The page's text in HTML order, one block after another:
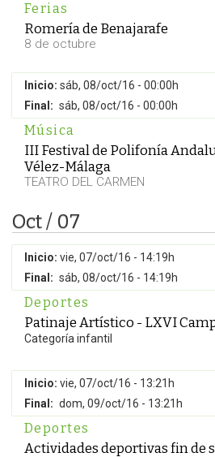
Ferias
Romería de Benajarafe
8 de octubre
Inicio: sáb, 08/oct/16 - 00:00h
Final: sáb, 08/oct/16 - 00:00h
Música
III Festival de Polifonía
Vélez-Málaga
TEATRO DEL CARMEN
Oct / 07
Inicio: vie, 07/oct/16 - 14:19h
Final: sáb, 08/oct/16 - 14:19h
Deportes
Patinaje Artístico - LXVI
Categoría infantil
Inicio: vie, 07/oct/16 - 13:21h
Final: dom, 09/oct/16 - 13:21h
Deportes
Actividades deportivas fin de